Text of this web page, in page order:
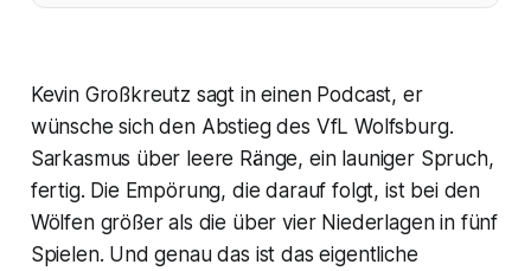
Kevin Großkreutz sagt in einen Podcast, er
wünsche sich den Abstieg des VfL Wolfsburg.
Sarkasmus über leere Ränge, ein launiger Spruch,
fertig. Die Empörung, die darauf folgt, ist bei den
Wölfen größer als die über vier Niederlagen in fünf
Spielen. Und genau das ist das eigentliche